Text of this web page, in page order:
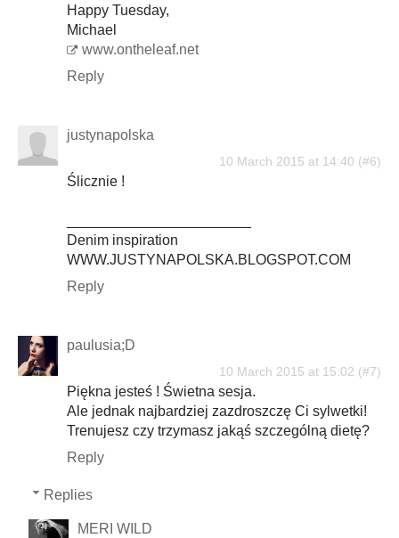
Happy Tuesday,
Michael
www.ontheleaf.net
Reply
justynapolska
10 March 2015 at 14:40
Ślicznie !
Denim inspiration
WWW.JUSTYNAPOLSKA.BLOGSPOT.COM
Reply
paulusia;D
10 March 2015 at 15:02
Piękna jesteś ! Świetna sesja.
Ale jednak najbardziej zazdroszczę Ci sylwetki!
Trenujesz czy trzymasz jakąś szczególną dietę?
Reply
Replies
MERI WILD